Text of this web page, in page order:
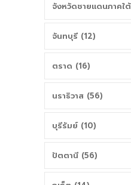
จังหวัดชายแดนภาคใ
จันทบุรี (12)
ตราด (16)
นราธิวาส (56)
บุรีรัมย์ (10)
ปัตตานี (56)